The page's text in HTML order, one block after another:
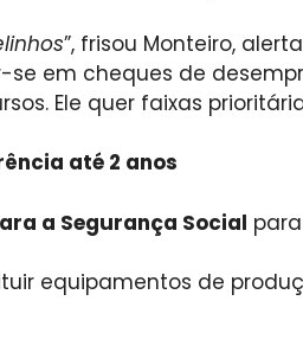
”, frisou Monteiro,
em cheques de
Ele quer faixas
até 2 anos
a Segurança Social
equipamentos de